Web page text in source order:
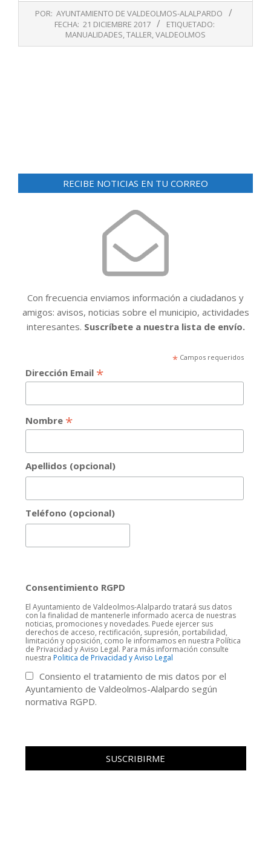
POR: AYUNTAMIENTO DE VALDEOLMOS-ALALPARDO
FECHA: 21 DICIEMBRE 2017
ETIQUETADO:
MANUALIDADES,TALLER,VALDEOLMOS
RECIBE NOTICIAS EN TU CORREO
Con frecuencia enviamos información a ciudadanos y
amigos: avisos, noticias sobre el municipio, actividades
interesantes. Suscríbete a nuestra lista de envío.
*Campos requeridos
Dirección Email *
Nombre *
Apellidos (opcional)
Teléfono (opcional)
Consentimiento RGPD
El Ayuntamiento de Valdeolmos-Alalpardo tratará sus datos
con la finalidad de mantenerle informado acerca de nuestras
noticias, promociones y novedades. Puede ejercer sus
derechos de acceso, rectificación, supresión, portabilidad,
limitación y oposición, como le informamos en nuestra Política
de Privacidad y Aviso Legal. Para más información consulte
nuestra Politica de Privacidad y Aviso Legal
Consiento el tratamiento de mis datos por el
Ayuntamiento de Valdeolmos-Alalpardo según
normativa RGPD.